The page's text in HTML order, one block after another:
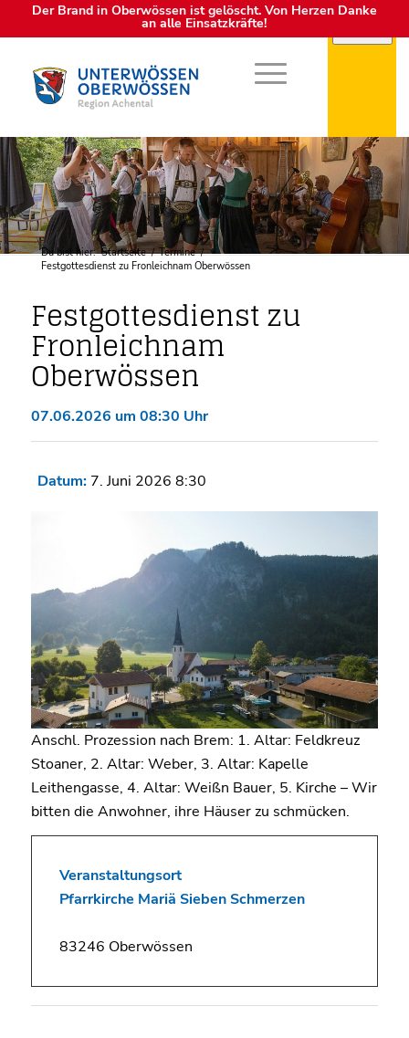
Der Brand in Oberwössen ist gelöscht. Von Herzen Danke
an alle Einsatzkräfte!
Du bist hier: Startseite / Termine /
Festgottesdienst zu Fronleichnam Oberwössen
Festgottesdienst zu
Fronleichnam
Oberwössen
07.06.2026 um 08:30 Uhr
Datum: 7. Juni 2026 8:30
Anschl. Prozession nach Brem: 1. Altar: Feldkreuz
Stoaner, 2. Altar: Weber, 3. Altar: Kapelle
Leithengasse, 4. Altar: Weißn Bauer, 5. Kirche – Wir
bitten die Anwohner, ihre Häuser zu schmücken.
Veranstaltungsort
Pfarrkirche Mariä Sieben Schmerzen
83246 Oberwössen